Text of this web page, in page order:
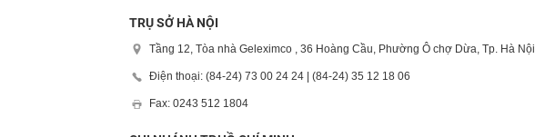
TRỤ SỞ HÀ NỘI
Tầng 12, Tòa nhà Geleximco , 36 Hoàng Cầu, Phường Ô chợ Dừa, Tp. Hà Nội
Điện thoại: (84-24) 73 00 24 24 | (84-24) 35 12 18 06
Fax: 0243 512 1804